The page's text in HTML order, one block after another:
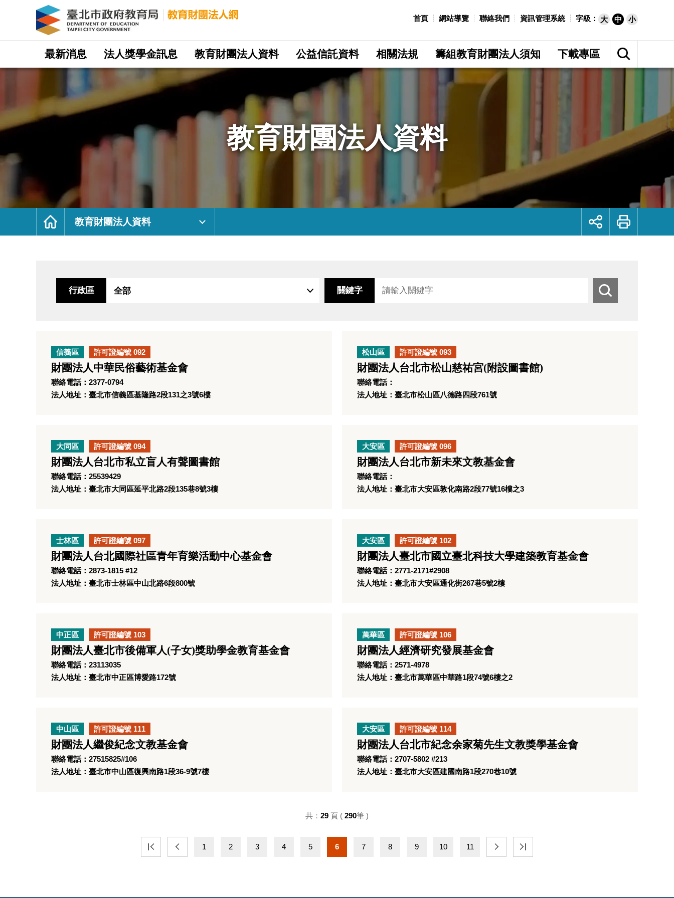
｜
府
首頁 網站導覽 聯絡我們 資訊管理系統 字級： 大 中 小
網
最新消息 法人獎學金訊息 教育財團法人資料 公益信託資料 相關法規 籌組教育財團法人須知 下載專區
展
開
網
站
尋
教育財團法人資料
首
教育財團法人資料
展
鈕
列
行政區 關鍵字
搜
尋
信義區 許可證編號 092
財團法人中華民俗藝術基金會
聯絡電話：2377-0794
法人地址：臺北市信義區基隆路2段131之3號6樓
松山區 許可證編號 093
財團法人台北市松山慈祐宮(附設圖書館)
聯絡電話：
法人地址：臺北市松山區八德路四段761號
大同區 許可證編號 094
財團法人台北市私立盲人有聲圖書館
聯絡電話：25539429
法人地址：臺北市大同區延平北路2段135巷8號3樓
大安區 許可證編號 096
財團法人台北市新未來文教基金會
聯絡電話：
法人地址：臺北市大安區敦化南路2段77號16樓之3
士林區 許可證編號 097
財團法人台北國際社區青年育樂活動中心基金會
聯絡電話：2873-1815 #12
法人地址：臺北市士林區中山北路6段800號
大安區 許可證編號 102
財團法人臺北市國立臺北科技大學建築教育基金會
聯絡電話：2771-2171#2908
法人地址：臺北市大安區通化街267巷5號2樓
中正區 許可證編號 103
財團法人臺北市後備軍人(子女)獎助學金教育基金會
聯絡電話：23113035
法人地址：臺北市中正區博愛路172號
萬華區 許可證編號 106
財團法人經濟研究發展基金會
聯絡電話：2571-4978
法人地址：臺北市萬華區中華路1段74號6樓之2
中山區 許可證編號 111
財團法人繼俊紀念文教基金會
聯絡電話：27515825#106
法人地址：臺北市中山區復興南路1段36-9號7樓
大安區 許可證編號 114
財團法人台北市紀念余家菊先生文教獎學基金會
聯絡電話：2707-5802 #213
法人地址：臺北市大安區建國南路1段270巷10號
1 2 3 4 5 6 7 8 9 10 11
共： 29 頁 ( 290筆 )